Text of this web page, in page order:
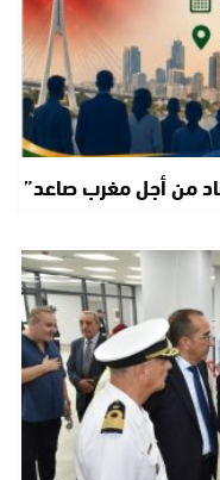
من أجل مغرب صاعد”